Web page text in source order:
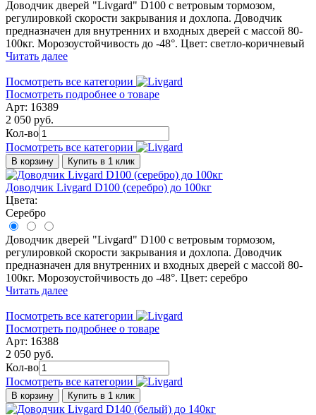
Доводчик дверей "Livgard" D100 с ветровым тормозом,
регулировкой скорости закрывания и дохлопа. Доводчик
предназначен для внутренних и входных дверей с массой 80-
100кг. Морозоустойчивость до -48°. Цвет: светло-коричневый
Читать далее
Посмотреть все категории
Посмотреть подробнее о товаре
Арт: 16389
2 050 руб.
Кол-во
Посмотреть все категории
В корзину Купить в 1 клик
Доводчик Livgard D100 (серебро) до 100кг
Цвета:
Серебро
Доводчик дверей "Livgard" D100 с ветровым тормозом,
регулировкой скорости закрывания и дохлопа. Доводчик
предназначен для внутренних и входных дверей с массой 80-
100кг. Морозоустойчивость до -48°. Цвет: серебро
Читать далее
Посмотреть все категории
Посмотреть подробнее о товаре
Арт: 16388
2 050 руб.
Кол-во
Посмотреть все категории
В корзину Купить в 1 клик